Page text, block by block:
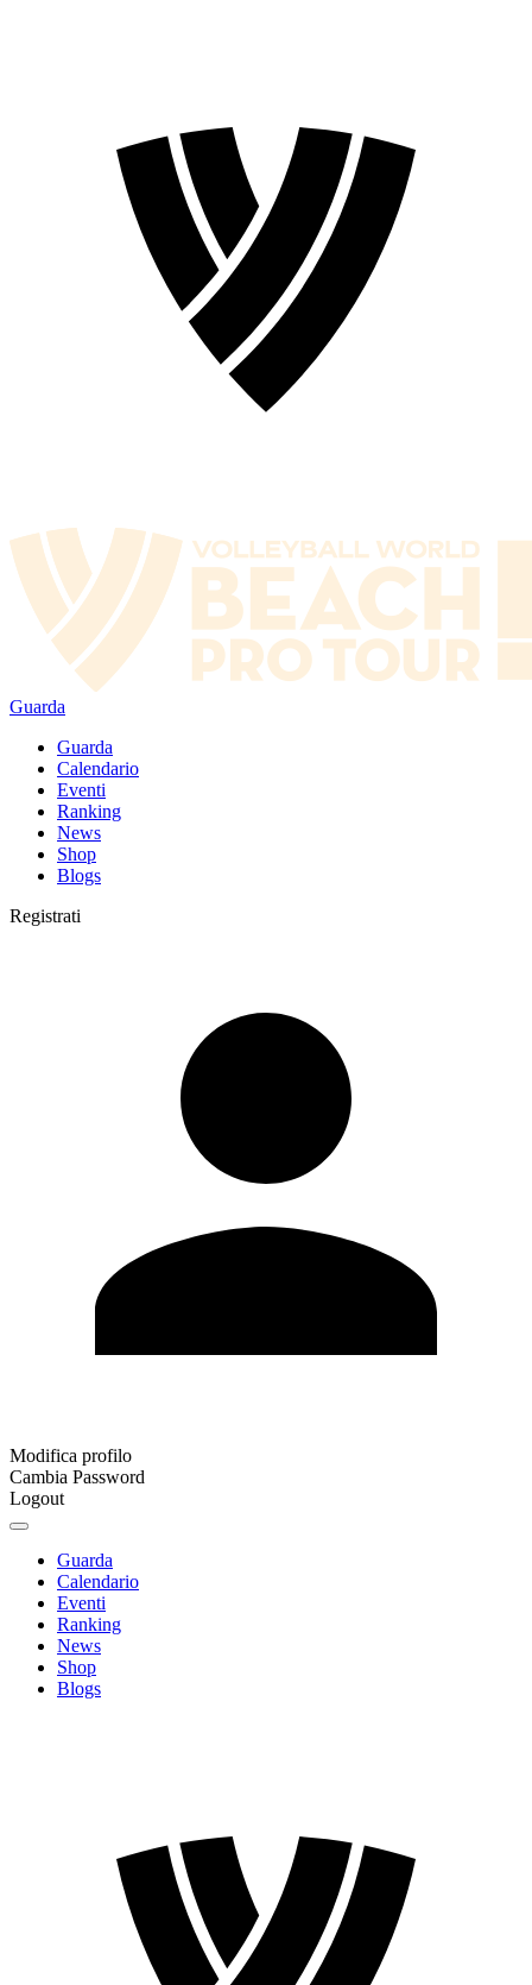
Guarda
Guarda
Calendario
Eventi
Ranking
News
Shop
Blogs
Registrati
Modifica profilo
Cambia Password
Logout
Guarda
Calendario
Eventi
Ranking
News
Shop
Blogs